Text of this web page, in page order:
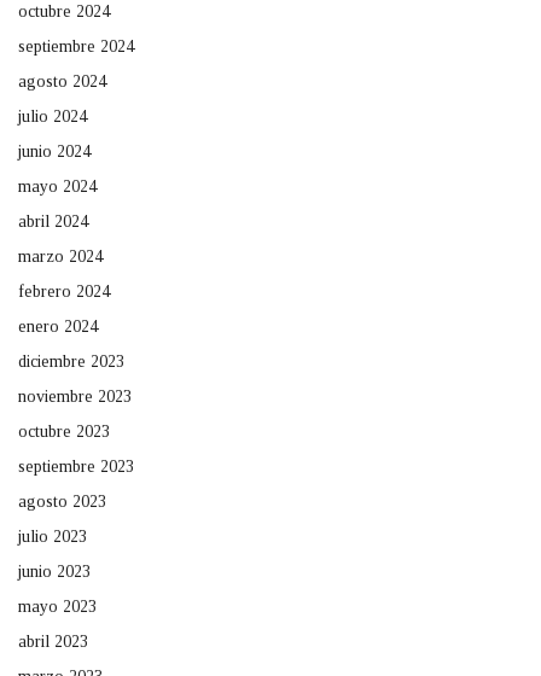
octubre 2024
septiembre 2024
agosto 2024
julio 2024
junio 2024
mayo 2024
abril 2024
marzo 2024
febrero 2024
enero 2024
diciembre 2023
noviembre 2023
octubre 2023
septiembre 2023
agosto 2023
julio 2023
junio 2023
mayo 2023
abril 2023